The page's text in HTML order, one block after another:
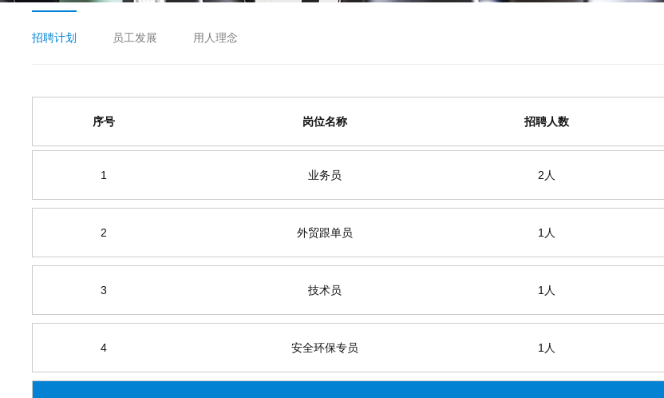
招聘计划 员工发展 用人理念
序号 岗位名称 招聘人数
1 业务员 2人
2 外贸跟单员 1人
3 技术员 1人
4 安全环保专员 1人